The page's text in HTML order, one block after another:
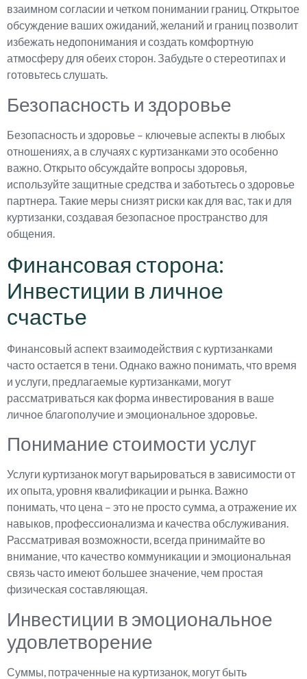
взаимном согласии и четком понимании границ. Открытое
обсуждение ваших ожиданий, желаний и границ позволит
избежать недопонимания и создать комфортную
атмосферу для обеих сторон. Забудьте о стереотипах и
готовьтесь слушать.
Безопасность и здоровье
Безопасность и здоровье – ключевые аспекты в любых
отношениях, а в случаях с куртизанками это особенно
важно. Открыто обсуждайте вопросы здоровья,
используйте защитные средства и заботьтесь о здоровье
партнера. Такие меры снизят риски как для вас, так и для
куртизанки, создавая безопасное пространство для
общения.
Финансовая сторона:
Инвестиции в личное
счастье
Финансовый аспект взаимодействия с куртизанками
часто остается в тени. Однако важно понимать, что время
и услуги, предлагаемые куртизанками, могут
рассматриваться как форма инвестирования в ваше
личное благополучие и эмоциональное здоровье.
Понимание стоимости услуг
Услуги куртизанок могут варьироваться в зависимости от
их опыта, уровня квалификации и рынка. Важно
понимать, что цена – это не просто сумма, а отражение их
навыков, профессионализма и качества обслуживания.
Рассматривая возможности, всегда принимайте во
внимание, что качество коммуникации и эмоциональная
связь часто имеют большее значение, чем простая
физическая составляющая.
Инвестиции в эмоциональное
удовлетворение
Суммы, потраченные на куртизанок, могут быть